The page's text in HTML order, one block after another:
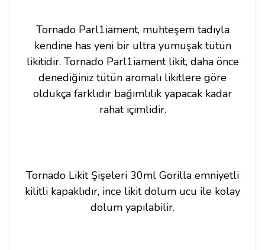
Tornado Parl1iament, muhteşem tadıyla
kendine has yeni bir ultra yumuşak tütün
likitidir. Tornado Parl1iament likit, daha önce
denediğiniz tütün aromalı likitlere göre
oldukça farklıdır bağımlılık yapacak kadar
rahat içimlidir.
Tornado Likit Şişeleri 30ml Gorilla emniyetli
kilitli kapaklıdır, ince likit dolum ucu ile kolay
dolum yapılabilir.